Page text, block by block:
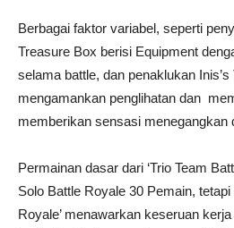
Berbagai faktor variabel, seperti
Treasure Box berisi Equipment
selama battle, dan penaklukan
mengamankan penglihatan dan
memberikan sensasi menegangkan
Permainan dasar dari ‘Trio Team
Solo Battle Royale 30 Pemain,
Royale’ menawarkan keseruan